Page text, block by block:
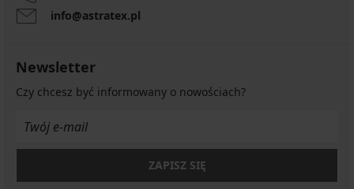
info@astratex.pl
Newsletter
Czy chcesz być informowany o nowościach?
ZAPISZ SIĘ